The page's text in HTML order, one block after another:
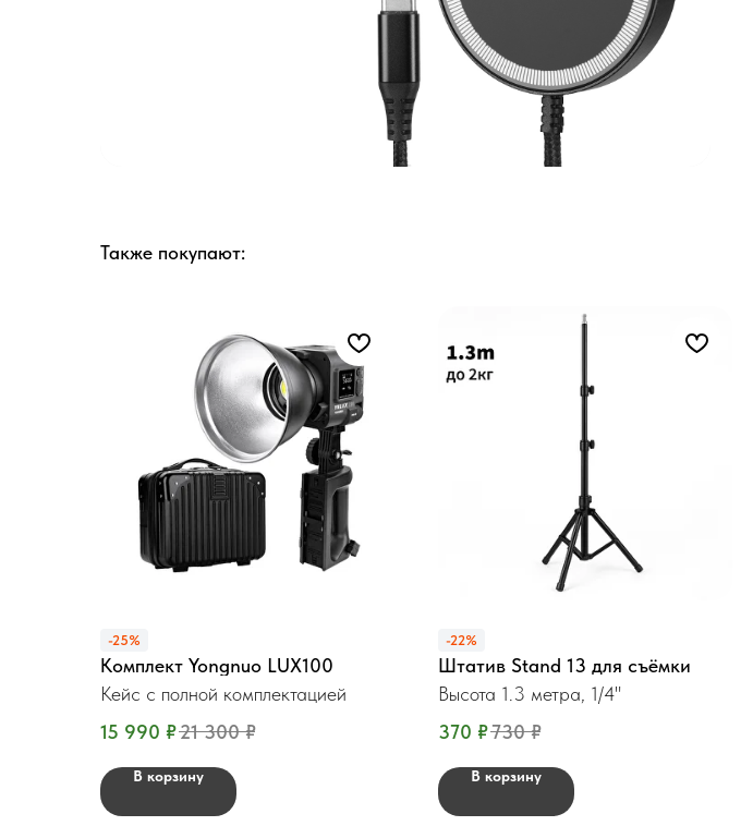
Также покупают:
-25%
Комплект Yongnuo LUX100
Кейс с полной комплектацией
15 990 ₽21 300 ₽
В корзину
-22%
Штатив Stand 13 для съёмки
Высота 1.3 метра, 1/4"
370 ₽730 ₽
В корзину